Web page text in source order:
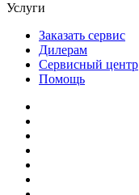
Услуги
Заказать сервис
Дилерам
Сервисный центр
Помощь